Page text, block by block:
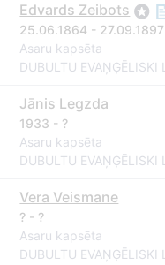
Edvards Zeibots
25.06.1864 - 27.09.1897
Asaru kapsēta
DUBULTU EVAŅĢĒLISKI
Jānis Legzda
1933 - ?
Asaru kapsēta
DUBULTU EVAŅĢĒLISKI
Vera Veismane
? - ?
Asaru kapsēta
DUBULTU EVAŅĢĒLISKI